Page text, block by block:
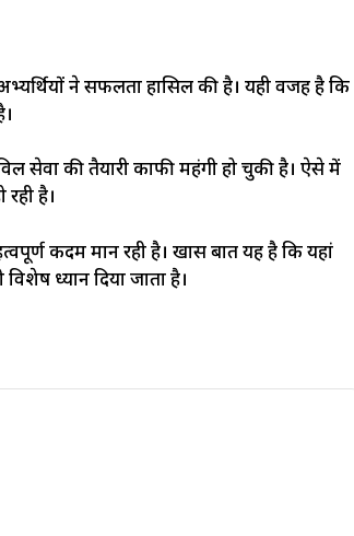
ने सफलता हासिल की है। यही वजह है कि
सेवा की तैयारी काफी महंगी हो चुकी है। ऐसे में
है।
कदम मान रही है। खास बात यह है कि यहां
ध्यान दिया जाता है।